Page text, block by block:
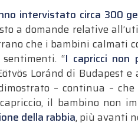
intervistato circa 300
a domande relative
che i bambini calmati
“I capricci non
Loránd di Budapest
– continua –
il bambino non
della rabbia, più avanti